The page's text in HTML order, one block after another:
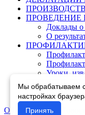
Доклады о
О
Уроки,
ПЕРЕЧЕНЬ
ДОКЛАДЫ
Об управлении
Мы обрабатываем
настройках
Принять